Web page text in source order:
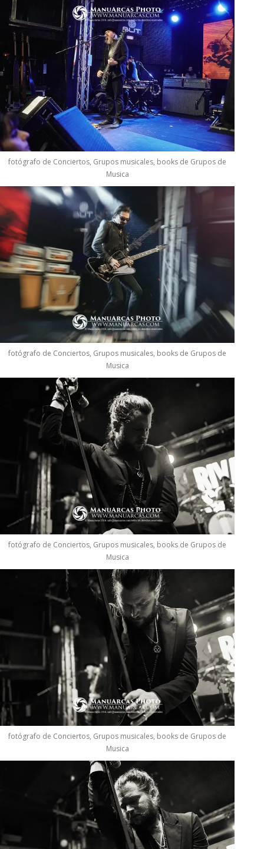
fotógrafo de Conciertos, Grupos musicales, books de Grupos de
Musica
fotógrafo de Conciertos, Grupos musicales, books de Grupos de
Musica
fotógrafo de Conciertos, Grupos musicales, books de Grupos de
Musica
fotógrafo de Conciertos, Grupos musicales, books de Grupos de
Musica